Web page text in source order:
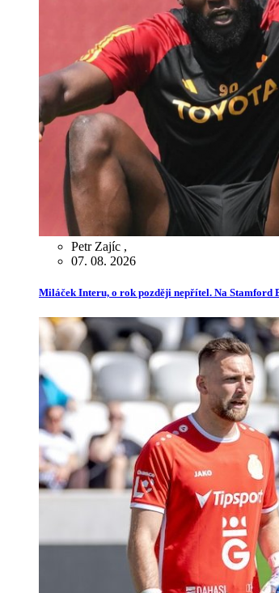
Petr Zajíc ,
07. 08. 2026
Miláček Interu, o rok později nepřítel. Na Stamford